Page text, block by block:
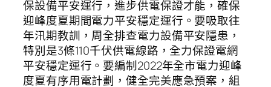
保設備平安運行，進步供電保證才能，確保
迎峰度夏期間電力平安穩定運行。要吸取往
年汛期教訓，周全排查電力設備平安隱患，
特別是3條110千伏供電線路，全力保證電網
平安穩定運行。要編制2022年全市電力迎峰
度夏有序用電計劃，健全完美應急預案，組